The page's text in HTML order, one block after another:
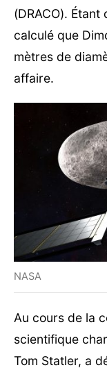
(DRACO).
calculé que
mètres de
affaire.
NASA
Au cours de la
scientifique
Tom Statler, a